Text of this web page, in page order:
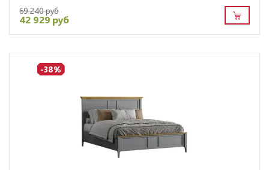
69 240 руб
42 929 руб
-38%